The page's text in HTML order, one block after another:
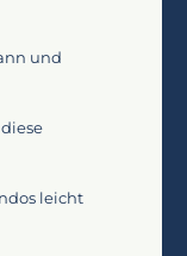
und
leicht